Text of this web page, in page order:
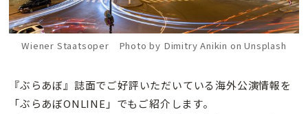
Wiener Staatsoper Photo by Dimitry Anikin on Unsplash
『ぶらあぼ』誌面でご好評いただいている海外公演情報を
「ぶらあぼONLINE」でもご紹介します。